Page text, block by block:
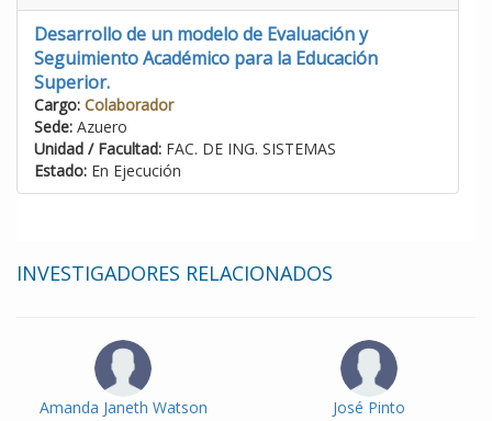
Desarrollo de un modelo de Evaluación y
Seguimiento Académico para la Educación
Superior.
Cargo: Colaborador
Sede: Azuero
Unidad / Facultad: FAC. DE ING. SISTEMAS
Estado: En Ejecución
INVESTIGADORES RELACIONADOS
Amanda Janeth Watson
José Pinto